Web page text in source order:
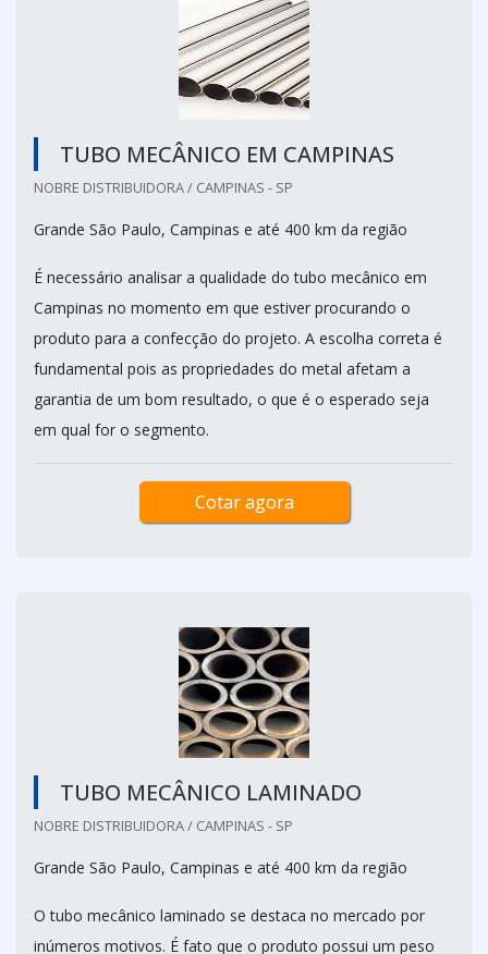
TUBO MECÂNICO EM CAMPINAS
NOBRE DISTRIBUIDORA / CAMPINAS - SP
Grande São Paulo, Campinas e até 400 km da região
É necessário analisar a qualidade do tubo mecânico em
Campinas no momento em que estiver procurando o
produto para a confecção do projeto. A escolha correta é
fundamental pois as propriedades do metal afetam a
garantia de um bom resultado, o que é o esperado seja
em qual for o segmento.
Cotar agora
TUBO MECÂNICO LAMINADO
NOBRE DISTRIBUIDORA / CAMPINAS - SP
Grande São Paulo, Campinas e até 400 km da região
O tubo mecânico laminado se destaca no mercado por
inúmeros motivos. É fato que o produto possui um peso